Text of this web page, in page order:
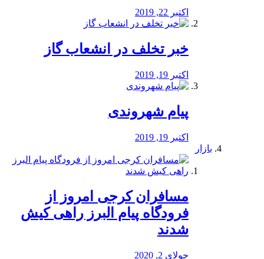
اکتبر 22, 2019
خبر تخلف در انشعاب گاز
اکتبر 19, 2019
پیام شهروندی
اکتبر 19, 2019
بازار
مسافران کرجی امروز از
فرودگاه پیام البرز راهی کیش
شدند
جولای 2, 2020